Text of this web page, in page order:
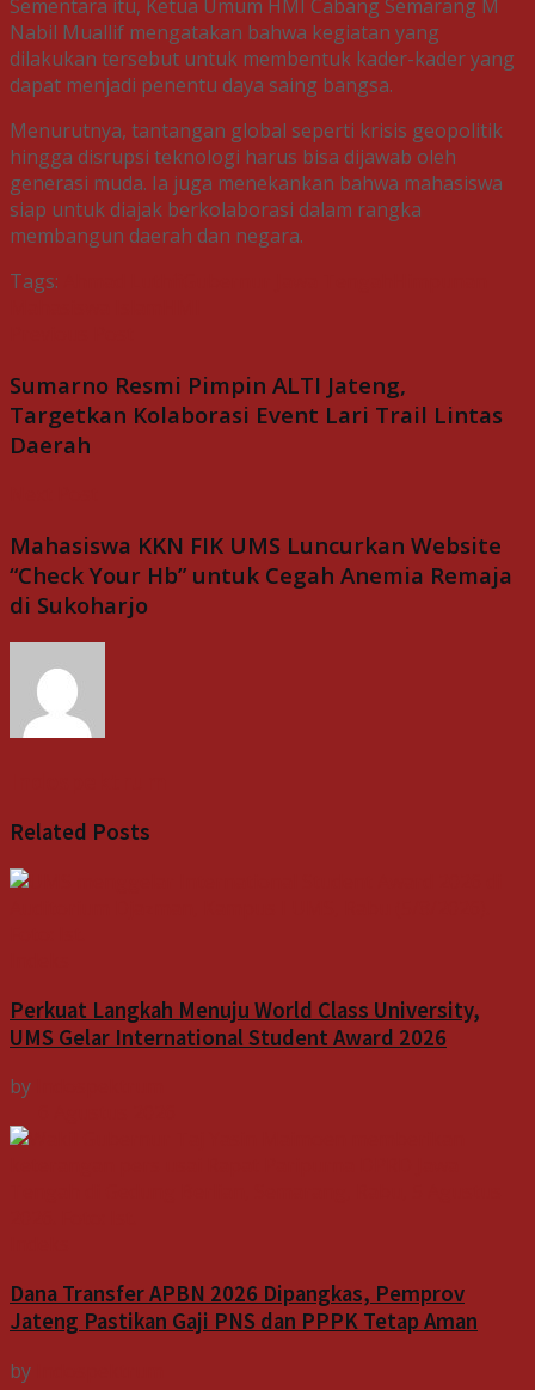
Sementara itu, Ketua Umum HMI Cabang Semarang M
Nabil Muallif mengatakan bahwa kegiatan yang
dilakukan tersebut untuk membentuk kader-kader yang
dapat menjadi penentu daya saing bangsa.
Menurutnya, tantangan global seperti krisis geopolitik
hingga disrupsi teknologi harus bisa dijawab oleh
generasi muda. Ia juga menekankan bahwa mahasiswa
siap untuk diajak berkolaborasi dalam rangka
membangun daerah dan negara.
Tags:
Sumarno Resmi Pimpin ALTI Jateng,
Targetkan Kolaborasi Event Lari Trail Lintas
Daerah
Mahasiswa KKN FIK UMS Luncurkan Website
“Check Your Hb” untuk Cegah Anemia Remaja
di Sukoharjo
Related Posts
Perkuat Langkah Menuju World Class University,
UMS Gelar International Student Award 2026
by
Dana Transfer APBN 2026 Dipangkas, Pemprov
Jateng Pastikan Gaji PNS dan PPPK Tetap Aman
by